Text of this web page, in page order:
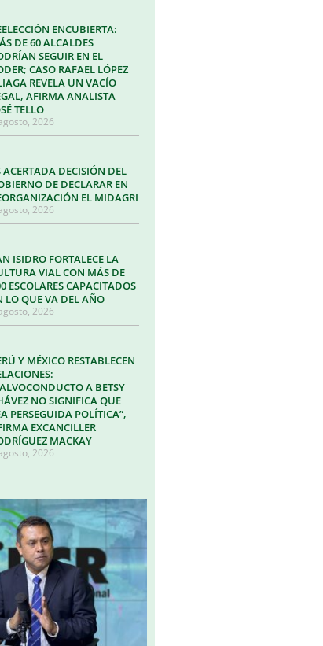
ENCUBIERTA:
DE 60 ALCALDES
SEGUIR EN EL
CASO RAFAEL LÓPEZ
REVELA UN VACÍO
AFIRMA ANALISTA
TELLO
2026
ACERTADA DECISIÓN DEL
DE DECLARAR EN
EL MIDAGRI
2026
ISIDRO FORTALECE LA
VIAL CON MÁS DE
ESCOLARES CAPACITADOS
LO QUE VA DEL AÑO
2026
Y MÉXICO RESTABLECEN
A BETSY
NO SIGNIFICA QUE
PERSEGUIDA POLÍTICA”,
EXCANCILLER
MACKAY
2026